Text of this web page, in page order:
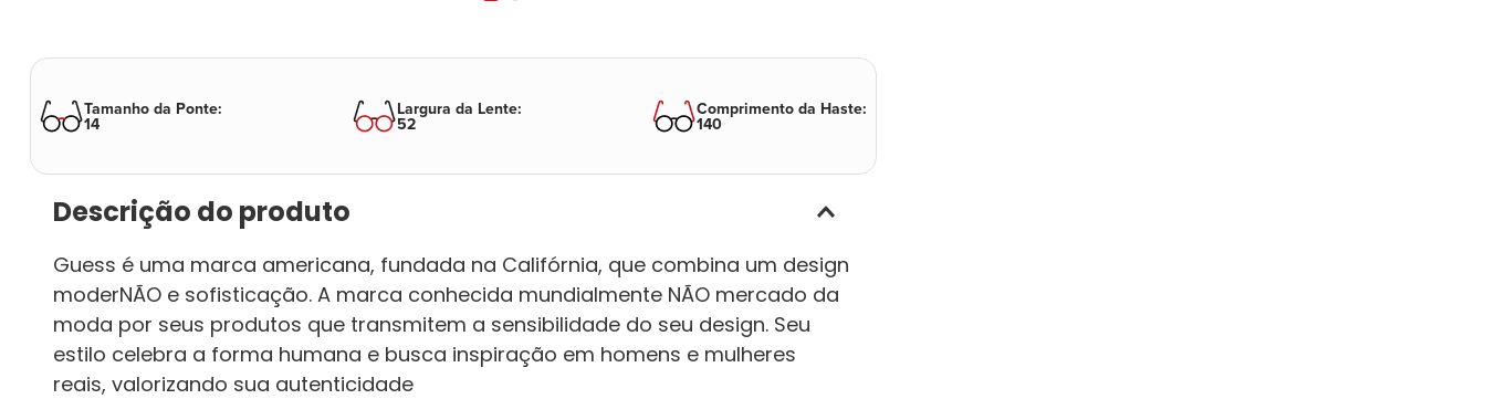
Tamanho da Ponte:
14
Largura da Lente:
52
Comprimento da Haste:
140
Descrição do produto
Guess é uma marca americana, fundada na Califórnia, que combina um design
moderNÃO e sofisticação. A marca conhecida mundialmente NÃO mercado da
moda por seus produtos que transmitem a sensibilidade do seu design. Seu
estilo celebra a forma humana e busca inspiração em homens e mulheres
reais, valorizando sua autenticidade